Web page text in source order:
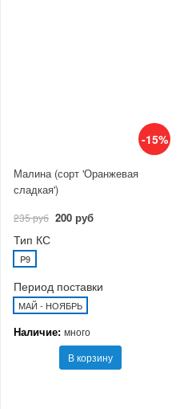
-15%
Малина (сорт 'Оранжевая
сладкая')
235 руб 200 руб
Тип КС
P9
Период поставки
МАЙ - НОЯБРЬ
Наличие: много
В корзину